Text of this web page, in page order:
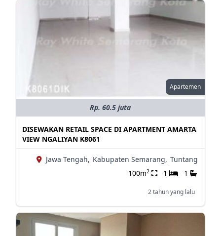
Apartemen
Rp. 60.5 juta
DISEWAKAN RETAIL SPACE DI APARTMENT AMARTA
VIEW NGALIYAN K8061
Jawa Tengah, Kabupaten Semarang, Tuntang
100m2 1 1
2 tahun yang lalu